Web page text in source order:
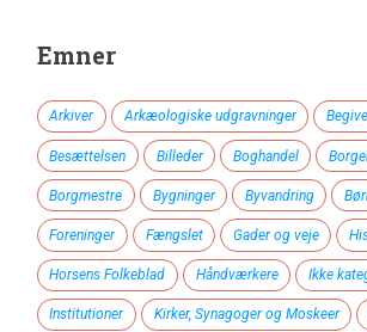
indlæg
Emner
Arkiver Arkæologiske udgravninger
Besættelsen Billeder Boghandel
Borgmestre Bygninger Byvandring
Foreninger Fængslet Gader og veje
Horsens Folkeblad Håndværkere Ikke
Institutioner Kirker, Synagoger og Moskeer